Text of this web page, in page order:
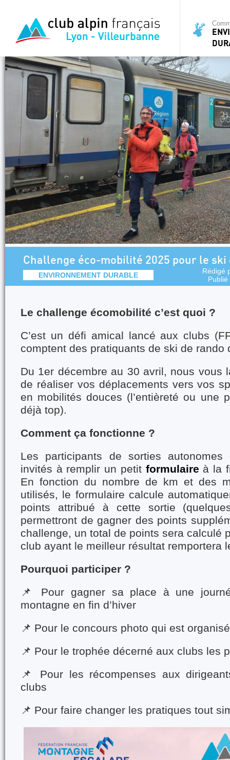
Challenge éco-mobilité 2025 pour le ski
ENVIRONNEMENT DURABLE
Rédigé
Le challenge écomobilité c’est quoi ?
C’est un défi amical lancé aux clubs
comptent des pratiquants de ski de rando
Du 1er décembre au 30 avril, nous vous
de réaliser vos déplacements vers vos
en mobilités douces (l’entièreté ou une
déjà top).
Comment ça fonctionne ?
Les participants de sorties autonomes
invités à remplir un petit formulaire à la
En fonction du nombre de km et des
utilisés, le formulaire calcule
points attribué à cette sortie
permettront de gagner des points
challenge, un total de points sera calculé
club ayant le meilleur résultat remportera
Pourquoi participer ?
📌 Pour gagner sa place à une
montagne en fin d’hiver
📌 Pour le concours photo qui est
📌 Pour le trophée décerné aux clubs les
📌 Pour les récompenses aux
clubs
📌 Pour faire changer les pratiques tout